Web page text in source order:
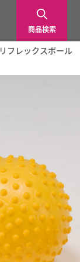
商品検索
リフレックスボール